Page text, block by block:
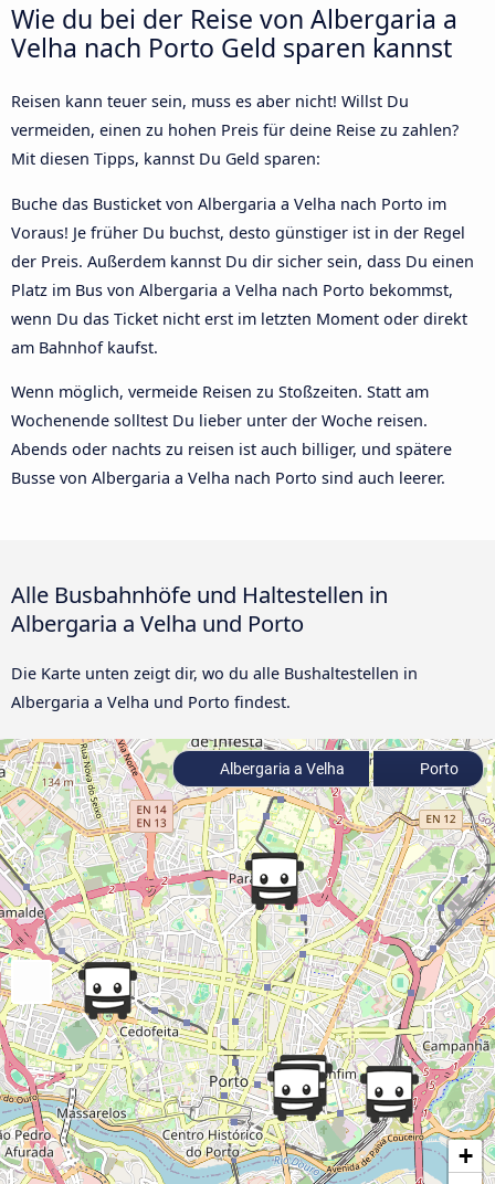
Wie du bei der Reise von Albergaria a
Velha nach Porto Geld sparen kannst
Reisen kann teuer sein, muss es aber nicht! Willst Du
vermeiden, einen zu hohen Preis für deine Reise zu zahlen?
Mit diesen Tipps, kannst Du Geld sparen:
Buche das Busticket von Albergaria a Velha nach Porto im
Voraus! Je früher Du buchst, desto günstiger ist in der Regel
der Preis. Außerdem kannst Du dir sicher sein, dass Du einen
Platz im Bus von Albergaria a Velha nach Porto bekommst,
wenn Du das Ticket nicht erst im letzten Moment oder direkt
am Bahnhof kaufst.
Wenn möglich, vermeide Reisen zu Stoßzeiten. Statt am
Wochenende solltest Du lieber unter der Woche reisen.
Abends oder nachts zu reisen ist auch billiger, und spätere
Busse von Albergaria a Velha nach Porto sind auch leerer.
Alle Busbahnhöfe und Haltestellen in
Albergaria a Velha und Porto
Die Karte unten zeigt dir, wo du alle Bushaltestellen in
Albergaria a Velha und Porto findest.
+
Albergaria a Velha Porto